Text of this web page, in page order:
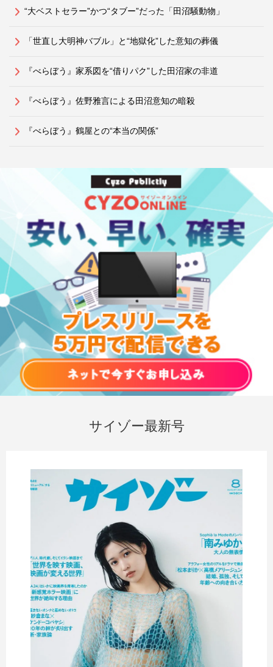
“大ベストセラー”かつ“タブー”だった「田沼騒動物」
「世直し大明神バブル」と“地獄化”した意知の葬儀
『べらぼう』家系図を“借りパク”した田沼家の非道
『べらぼう』佐野雅言による田沼意知の暗殺
『べらぼう』鶴屋との“本当の関係”
サイゾー最新号